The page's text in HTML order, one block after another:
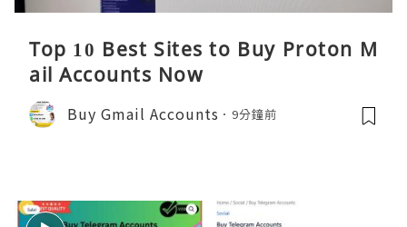
Top 10 Best Sites to Buy Proton M
ail Accounts Now
Buy Gmail Accounts 9分鐘前